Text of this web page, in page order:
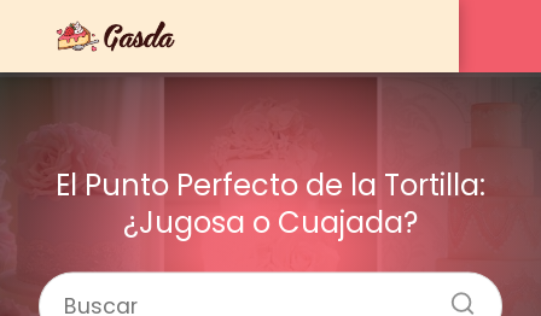
El Punto Perfecto de la Tortilla:
¿Jugosa o Cuajada?